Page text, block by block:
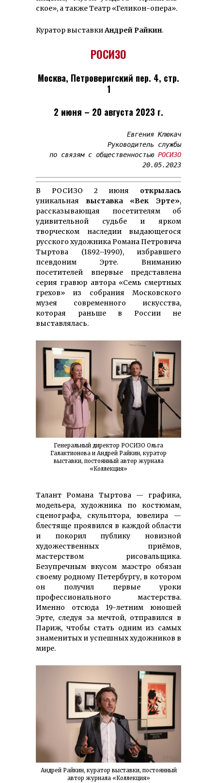
ское», а также Театр «Геликон-опера».
Куратор выставкиАндрей Райкин.
РОСИЗО
Москва, Петроверигский пер. 4, стр.
1
2 июня – 20 августа 2023 г.
Евгения Клюкач
Руководитель службы
по связям с общественностью РОСИЗО
20.05.2023
В РОСИЗО 2 июня открылась
уникальная выставка «Век Эрте»,
рассказывающая посетителям об
удивительной судьбе и ярком
творческом наследии выдающегося
русского художника Романа Петровича
Тыртова (1892–1990), избравшего
псевдоним Эрте. Вниманию
посетителей впервые представлена
серия гравюр автора «Семь смертных
грехов» из собрания Московского
музея современного искусства,
которая раньше в России не
выставлялась.
Генеральный директор РОСИЗО Ольга
Галактионова и Андрей Райкин, куратор
выставки, постоянный автор журнала
«Коллекция»
Талант Романа Тыртова — графика,
модельера, художника по костюмам,
сценографа, скульптора, ювелира —
блестяще проявился в каждой области
и покорил публику новизной
художественных приёмов,
мастерством рисовальщика.
Безупречным вкусом маэстро обязан
своему родному Петербургу, в котором
он получил первые уроки
профессионального мастерства.
Именно отсюда 19-летним юношей
Эрте, следуя за мечтой, отправился в
Париж, чтобы стать одним из самых
знаменитых и успешных художников в
мире.
Андрей Райкин, куратор выставки, постоянный
автор журнала «Коллекция»